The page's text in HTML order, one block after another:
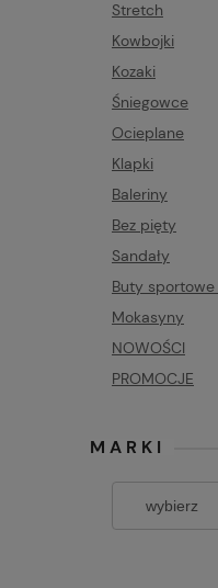
Stretch
Kowbojki
Kozaki
Śniegowce
Ocieplane
Klapki
Baleriny
Bez pięty
Sandały
Buty
Mokasyny
NOWOŚCI
PROMOCJE
MARKI